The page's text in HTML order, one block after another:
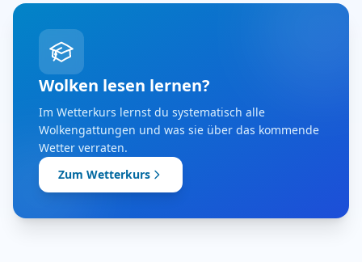
Wolken lesen lernen?
Im Wetterkurs lernst du systematisch alle
Wolkengattungen und was sie über das kommende
Wetter verraten.
Zum Wetterkurs